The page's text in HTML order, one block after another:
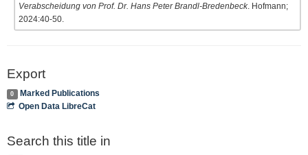
Verabscheidung von Prof. Dr. Hans Peter Brandl-Bredenbeck. Hofmann;
2024:40-50.
Export
0
Marked Publications
Open Data LibreCat
Search this title in